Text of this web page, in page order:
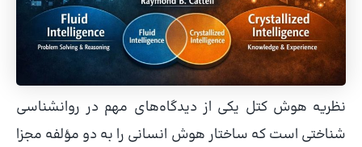
نظریه هوش کتل یکی از دیدگاه‌های مهم در روانشناسی
شناختی است که ساختار هوش انسانی را به دو مؤلفه مجزا